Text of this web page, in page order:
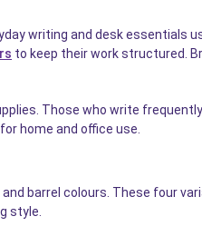
writing and desk essentials
to keep their work structured.
Those who write
home and office use.
barrel colours. These four
style.